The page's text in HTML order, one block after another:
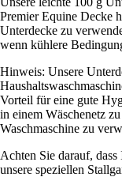
Premier Equine Decke
Unterdecke zu
wenn kühlere
Hinweis: Unsere
Vorteil für eine gute
in einem Wäschenetz
Waschmaschine zu
Achten Sie darauf,
unsere speziellen